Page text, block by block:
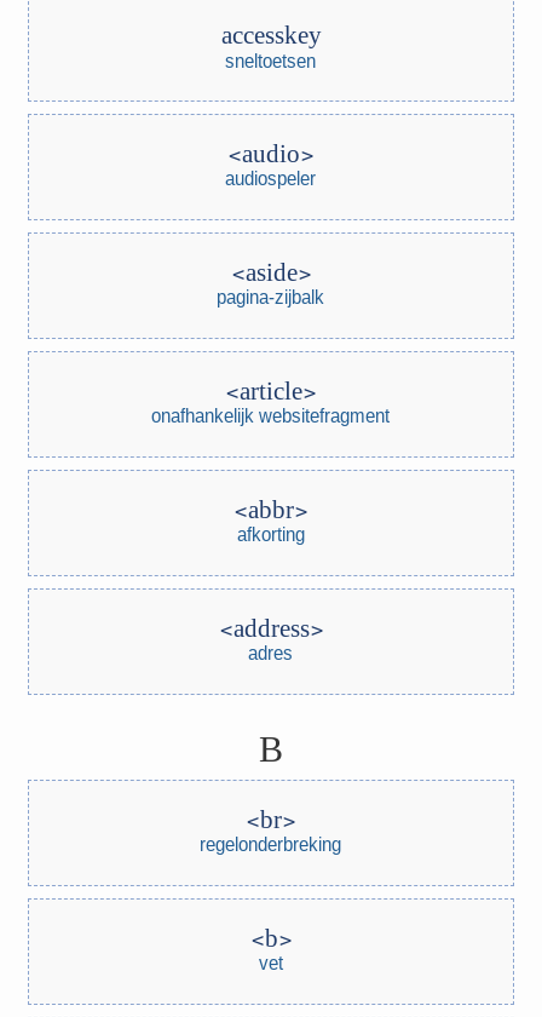
accesskey
sneltoetsen
audio
audiospeler
aside
pagina-zijbalk
article
onafhankelijk websitefragment
abbr
afkorting
address
adres
B
br
regelonderbreking
b
vet